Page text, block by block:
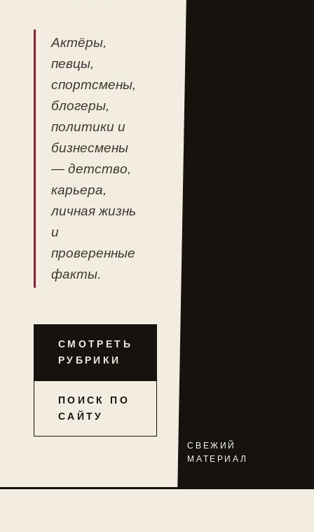
Актёры,
певцы,
спортсмены,
блогеры,
политики и
бизнесмены
— детство,
карьера,
личная жизнь
и
проверенные
факты.
СМОТРЕТЬ
РУБРИКИ
ПОИСК ПО
САЙТУ
СВЕЖИЙ
МАТЕРИАЛ